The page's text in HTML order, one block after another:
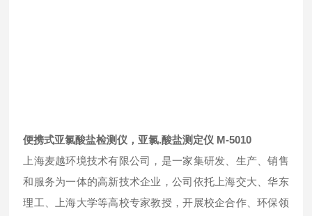
便携式亚氯酸盐检测仪，亚氯.酸盐测定仪 M-5010
上海麦越环境技术有限公司，是一家集研发、生产、销售
和服务为一体的高新技术企业，公司依托上海交大、华东
理工、上海大学等高校专家教授，开展校企合作、环保领